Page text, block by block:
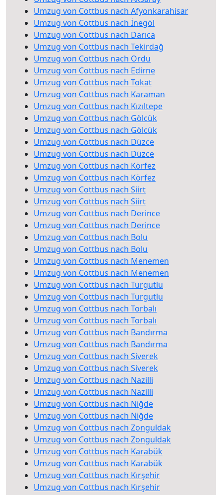
Umzug von Cottbus nach Afyonkarahisar
Umzug von Cottbus nach İnegöl
Umzug von Cottbus nach Darıca
Umzug von Cottbus nach Tekirdağ
Umzug von Cottbus nach Ordu
Umzug von Cottbus nach Edirne
Umzug von Cottbus nach Tokat
Umzug von Cottbus nach Karaman
Umzug von Cottbus nach Kızıltepe
Umzug von Cottbus nach Gölcük
Umzug von Cottbus nach Gölcük
Umzug von Cottbus nach Düzce
Umzug von Cottbus nach Düzce
Umzug von Cottbus nach Körfez
Umzug von Cottbus nach Körfez
Umzug von Cottbus nach Siirt
Umzug von Cottbus nach Siirt
Umzug von Cottbus nach Derince
Umzug von Cottbus nach Derince
Umzug von Cottbus nach Bolu
Umzug von Cottbus nach Bolu
Umzug von Cottbus nach Menemen
Umzug von Cottbus nach Menemen
Umzug von Cottbus nach Turgutlu
Umzug von Cottbus nach Turgutlu
Umzug von Cottbus nach Torbalı
Umzug von Cottbus nach Torbalı
Umzug von Cottbus nach Bandırma
Umzug von Cottbus nach Bandırma
Umzug von Cottbus nach Siverek
Umzug von Cottbus nach Siverek
Umzug von Cottbus nach Nazilli
Umzug von Cottbus nach Nazilli
Umzug von Cottbus nach Niğde
Umzug von Cottbus nach Niğde
Umzug von Cottbus nach Zonguldak
Umzug von Cottbus nach Zonguldak
Umzug von Cottbus nach Karabük
Umzug von Cottbus nach Karabük
Umzug von Cottbus nach Kırşehir
Umzug von Cottbus nach Kırşehir